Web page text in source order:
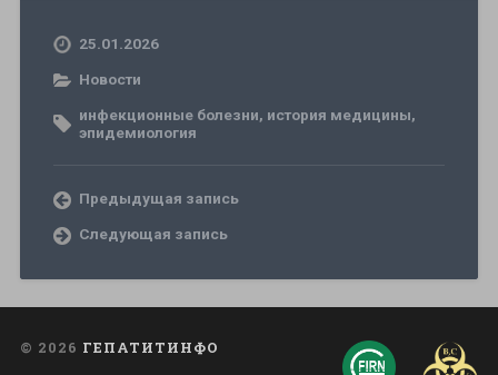
25.01.2026
Новости
инфекционные болезни, история медицины,
эпидемиология
Предыдущая запись
Следующая запись
© 2026 ГЕПАТИТИНФО